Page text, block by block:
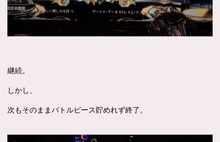
継続。
しかし、
次もそのままバトルピース貯めれず終了。